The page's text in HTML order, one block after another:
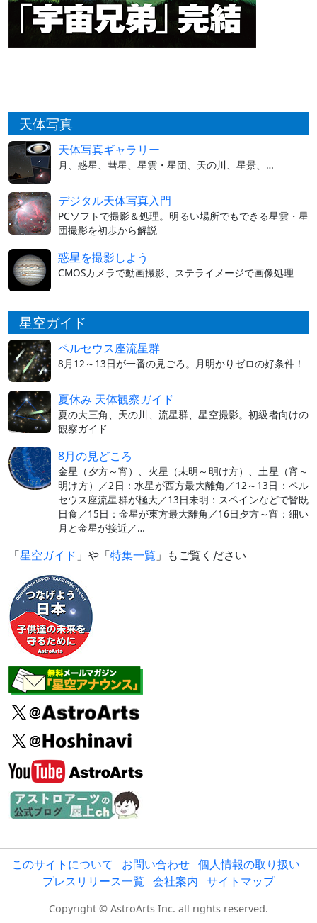
天体写真
天体写真ギャラリー
月、惑星、彗星、星雲・星団、天の川、星景、…
デジタル天体写真入門
PCソフトで撮影＆処理。明るい場所でもできる星雲・星
団撮影を初歩から解説
惑星を撮影しよう
CMOSカメラで動画撮影、ステライメージで画像処理
星空ガイド
ペルセウス座流星群
8月12～13日が一番の見ごろ。月明かりゼロの好条件！
夏休み 天体観察ガイド
夏の大三角、天の川、流星群、星空撮影。初級者向けの
観察ガイド
8月の見どころ
金星（夕方～宵）、火星（未明～明け方）、土星（宵～
明け方）／2日：水星が西方最大離角／12～13日：ペル
セウス座流星群が極大／13日未明：スペインなどで皆既
日食／15日：金星が東方最大離角／16日夕方～宵：細い
月と金星が接近／…
「星空ガイド 」や「特集一覧 」もご覧ください
このサイトについて お問い合わせ 個人情報の取り扱い
プレスリリース一覧 会社案内 サイトマップ
Copyright © AstroArts Inc. all rights reserved.